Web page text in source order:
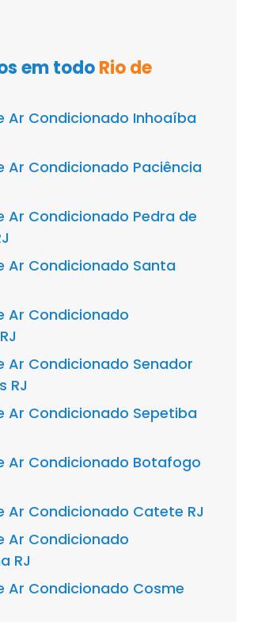
em todoRio de
Ar Condicionado Inhoaíba
Ar Condicionado Paciência
Ar Condicionado Pedra de
Ar Condicionado Santa
Ar Condicionado
Ar Condicionado Senador
RJ
Ar Condicionado Sepetiba
Ar Condicionado Botafogo
Ar Condicionado Catete RJ
Ar Condicionado
RJ
Ar Condicionado Cosme